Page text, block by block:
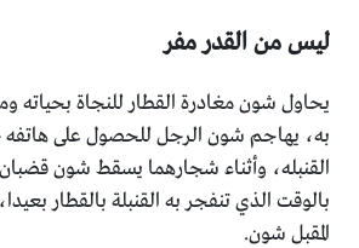
ليس من القدر مفر
يحاول شون مغادرة القطار للنجاة بحياته
به، يهاجم شون الرجل للحصول على هاتفه
القنبله، وأثناء شجارهما يسقط شون قضبان
بالوقت الذي تنفجر به القنبلة بالقطار
المقبل شون.